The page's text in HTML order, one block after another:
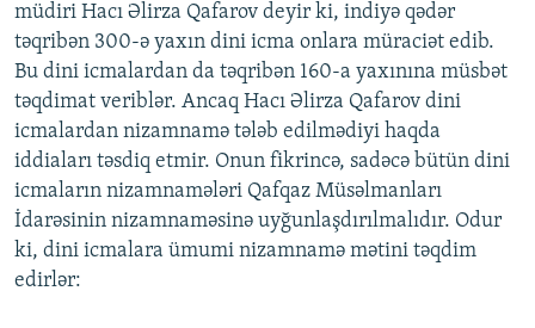
müdiri Hacı Əlirza Qafarov deyir ki, indiyə qədər
təqribən 300-ə yaxın dini icma onlara müraciət edib.
Bu dini icmalardan da təqribən 160-a yaxınına müsbət
təqdimat veriblər. Ancaq Hacı Əlirza Qafarov dini
icmalardan nizamnamə tələb edilmədiyi haqda
iddiaları təsdiq etmir. Onun fikrincə, sadəcə bütün dini
icmaların nizamnamələri Qafqaz Müsəlmanları
İdarəsinin nizamnaməsinə uyğunlaşdırılmalıdır. Odur
ki, dini icmalara ümumi nizamnamə mətini təqdim
edirlər: